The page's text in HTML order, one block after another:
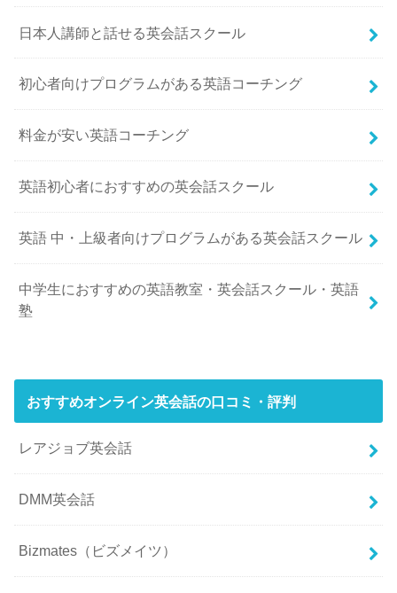
日本人講師と話せる英会話スクール
初心者向けプログラムがある英語コーチング
料金が安い英語コーチング
英語初心者におすすめの英会話スクール
英語 中・上級者向けプログラムがある英会話スクール
中学生におすすめの英語教室・英会話スクール・英語
塾
おすすめオンライン英会話の口コミ・評判
レアジョブ英会話
DMM英会話
Bizmates（ビズメイツ）